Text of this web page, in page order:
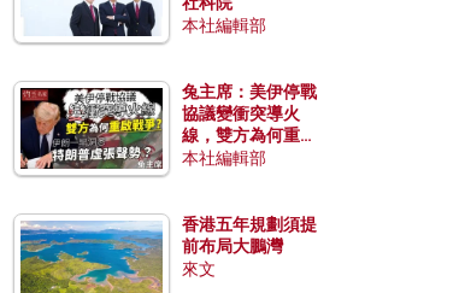
本社編輯部
兔主席：美伊停戰
協議變衝突導火
線，雙方為何重啟
戰爭？伊朗一早洞
本社編輯部
香港五年規劃須提
前布局大鵬灣
來文